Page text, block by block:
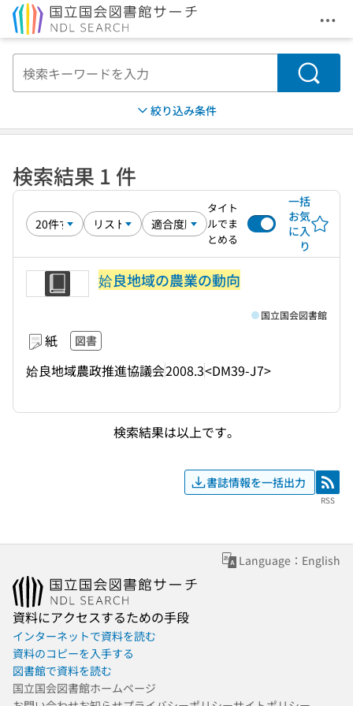
メ
検索
絞り込み条件
検索結果 1 件
タイト
ルでま
とめる
一括
お気
に入
り
姶良地域の農業の動向
紙 図書
姶良地域農政推進協議会2008.3<DM39-J7>
国立国会図書館
検索結果は以上です。
書誌情報を一括出力 RSS
RSS
Language：English
資料にアクセスするための手段
インターネットで資料を読む
資料のコピーを入手する
図書館で資料を読む
国立国会図書館ホームページ